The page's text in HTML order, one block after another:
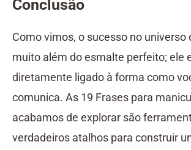
Conclusão
Como vimos, o sucesso no universo
muito além do esmalte perfeito; ele
diretamente ligado à forma como
comunica. As 19 Frases para
acabamos de explorar são
verdadeiros atalhos para construir